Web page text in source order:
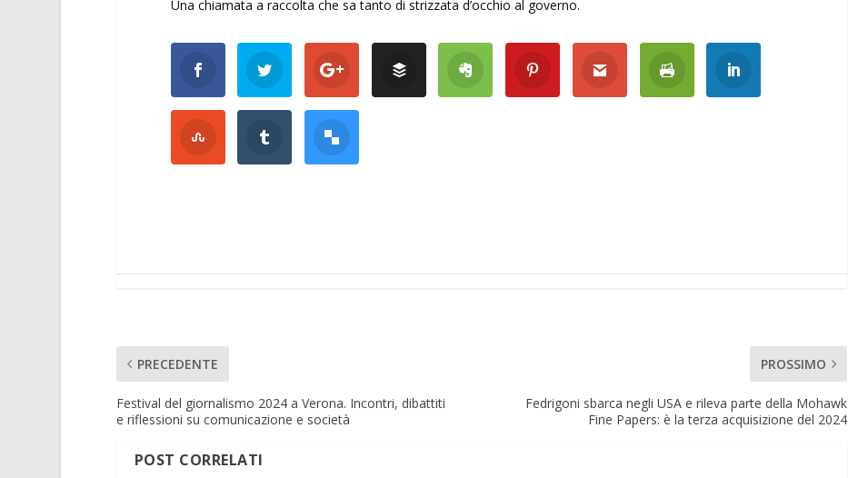
Una chiamata a raccolta che sa tanto di strizzata d’occhio al governo.
PRECEDENTE
Festival del giornalismo 2024 a Verona. Incontri, dibattiti
e riflessioni su comunicazione e società
PROSSIMO
Fedrigoni sbarca negli USA e rileva parte della Mohawk
Fine Papers: è la terza acquisizione del 2024
POST CORRELATI